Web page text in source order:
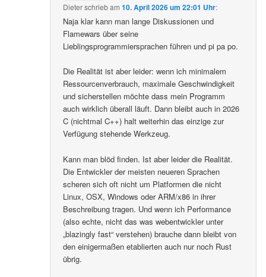
Dieterschriebam10. April 2026 um 22:01 Uhr:
Naja klar kann man lange Diskussionen und
Flamewars über seine
Lieblingsprogrammiersprachen führen und pi pa po.
Die Realität ist aber leider: wenn ich minimalem
Ressourcenverbrauch, maximale Geschwindigkeit
und sicherstellen möchte dass mein Programm
auch wirklich überall läuft. Dann bleibt auch in 2026
C (nichtmal C++) halt weiterhin das einzige zur
Verfügung stehende Werkzeug.
Kann man blöd finden. Ist aber leider die Realität.
Die Entwickler der meisten neueren Sprachen
scheren sich oft nicht um Platformen die nicht
Linux, OSX, Windows oder ARM/x86 in ihrer
Beschreibung tragen. Und wenn ich Performance
(also echte, nicht das was webentwickler unter
„blazingly fast“ verstehen) brauche dann bleibt von
den einigermaßen etablierten auch nur noch Rust
übrig.